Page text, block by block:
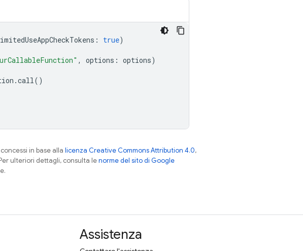
: true)
, options : options)
.call()
in base alla licenza Creative Commons Attribution 4.0,
ulteriori dettagli, consulta lenorme del sito di Google
Assistenza